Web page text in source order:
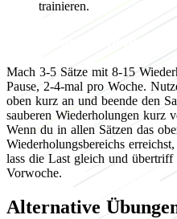
trainieren.
Programmierung für
Mach 3-5 Sätze mit 8-15
Pause, 2-4-mal pro Woche.
oben kurz an und beende den
sauberen Wiederholungen kurz
Wenn du in allen Sätzen das
Wiederholungsbereichs
lass die Last gleich und
Vorwoche.
Alternative